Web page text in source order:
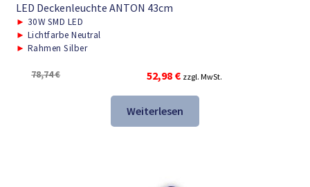
LED Deckenleuchte ANTON 43cm
► 30W SMD LED
► Lichtfarbe Neutral
► Rahmen Silber
78,74€
Ursprünglicher
Preis
war:
78,74 €
52,98 €Aktueller
Preis
ist:
52,98 €.
zzgl. MwSt.
Weiterlesen